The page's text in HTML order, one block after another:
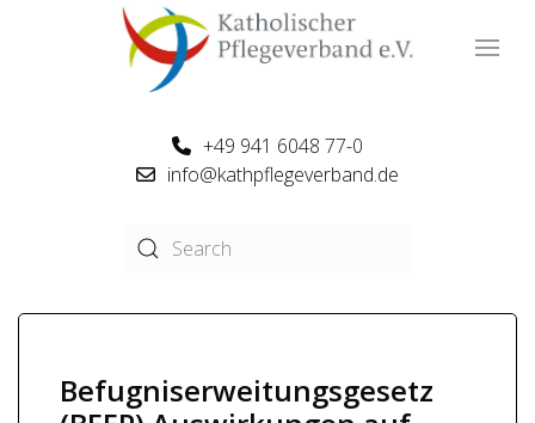
+49 941 6048 77-0
info@kathpflegeverband.de
Befugniserweitungsgesetz